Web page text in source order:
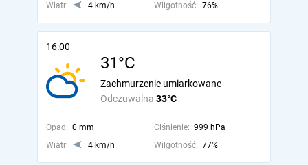
Wiatr:
4 km/h Wilgotność: 76%
16:00
31°C
Odczuwalna 33°C
Zachmurzenie umiarkowane
Opad: 0 mm Ciśnienie: 999 hPa
Wiatr:
4 km/h Wilgotność: 77%